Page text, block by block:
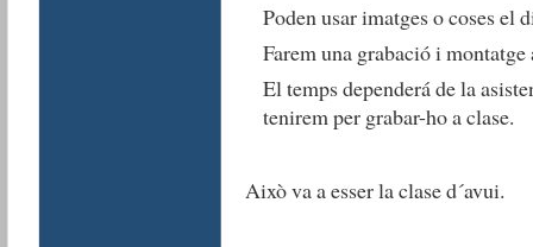
Poden usar imatges o coses el
Farem una grabació i montatge
El temps dependerá de la
tenirem per grabar-ho a clase.
Això va a esser la clase d´avui.